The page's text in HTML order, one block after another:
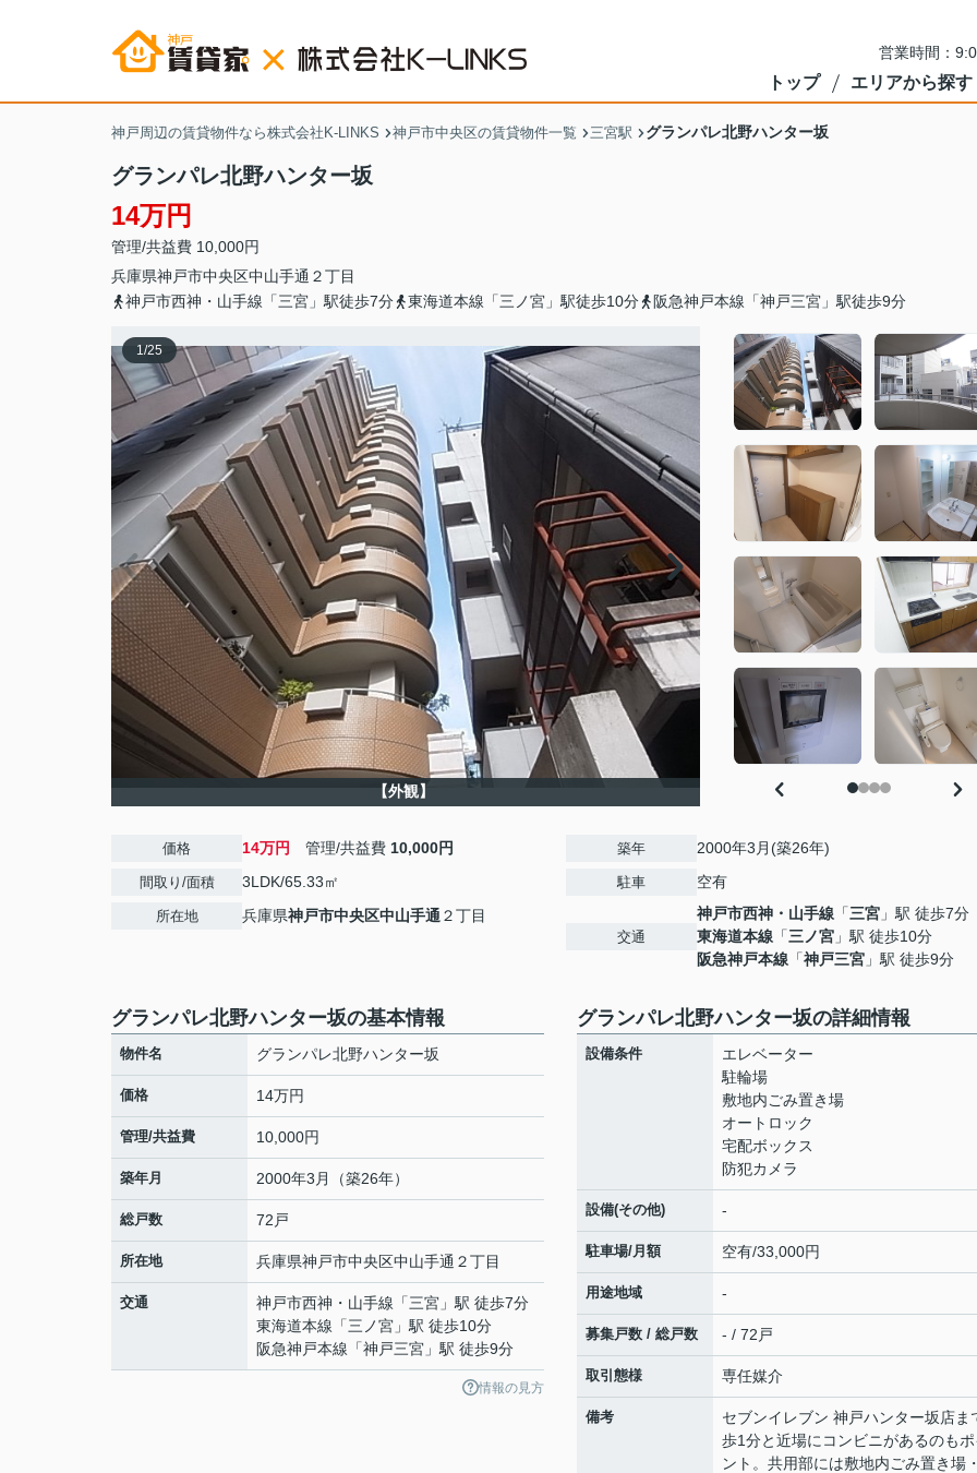
営業時間：
トップ エリアから探す
神戸周辺の賃貸物件なら株式会社K-LINKS 神戸市中央区の賃貸物件一覧 三宮駅 グランパレ北野ハンター坂
グランパレ北野ハンター坂
14万円
管理/共益費 10,000円
兵庫県神戸市中央区中山手通 ２丁目
神戸市西神・山手線「三宮」駅徒歩7分
東海道本線「三ノ宮」駅徒歩10分 阪急神戸本線「神戸三宮」駅徒歩9分
1/25
【外観】
価格 14万円 管理/共益費 10,000円
間取り/面積 3LDK/65.33㎡
所在地 兵庫県神戸市中央区中山手通 ２丁目
築年 2000年3月(築26年)
駐車 空有
交通
神戸市西神・山手線 「三宮 」駅 徒歩7分
東海道本線 「三ノ宮 」駅 徒歩10分
阪急神戸本線 「神戸三宮 」駅 徒歩9分
グランパレ北野ハンター坂の基本情報
物件名 グランパレ北野ハンター坂
価格 14万円
管理/共益費 10,000円
築年月 2000年3月（築26年）
総戸数 72戸
所在地 兵庫県神戸市中央区中山手通 ２丁目
交通 神戸市西神・山手線 「三宮 」駅 徒歩7分
東海道本線 「三ノ宮 」駅 徒歩10分
阪急神戸本線 「神戸三宮 」駅 徒歩9分
情報の見方
グランパレ北野ハンター坂の詳細情報
設備条件
エレベーター
駐輪場
敷地内ごみ置き場
オートロック
宅配ボックス
防犯カメラ
設備(その他) -
駐車場/月額 空有/33,000円
用途地域 -
募集戸数 / 総戸数 - / 72戸
取引態様 専任媒介
備考
セブンイレブン 神戸ハンター坂店ま
歩1分と近場にコンビニがあるのも
ント。共用部には敷地内ごみ置き場